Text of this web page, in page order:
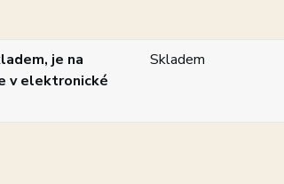
je na
v elektronické
Skladem